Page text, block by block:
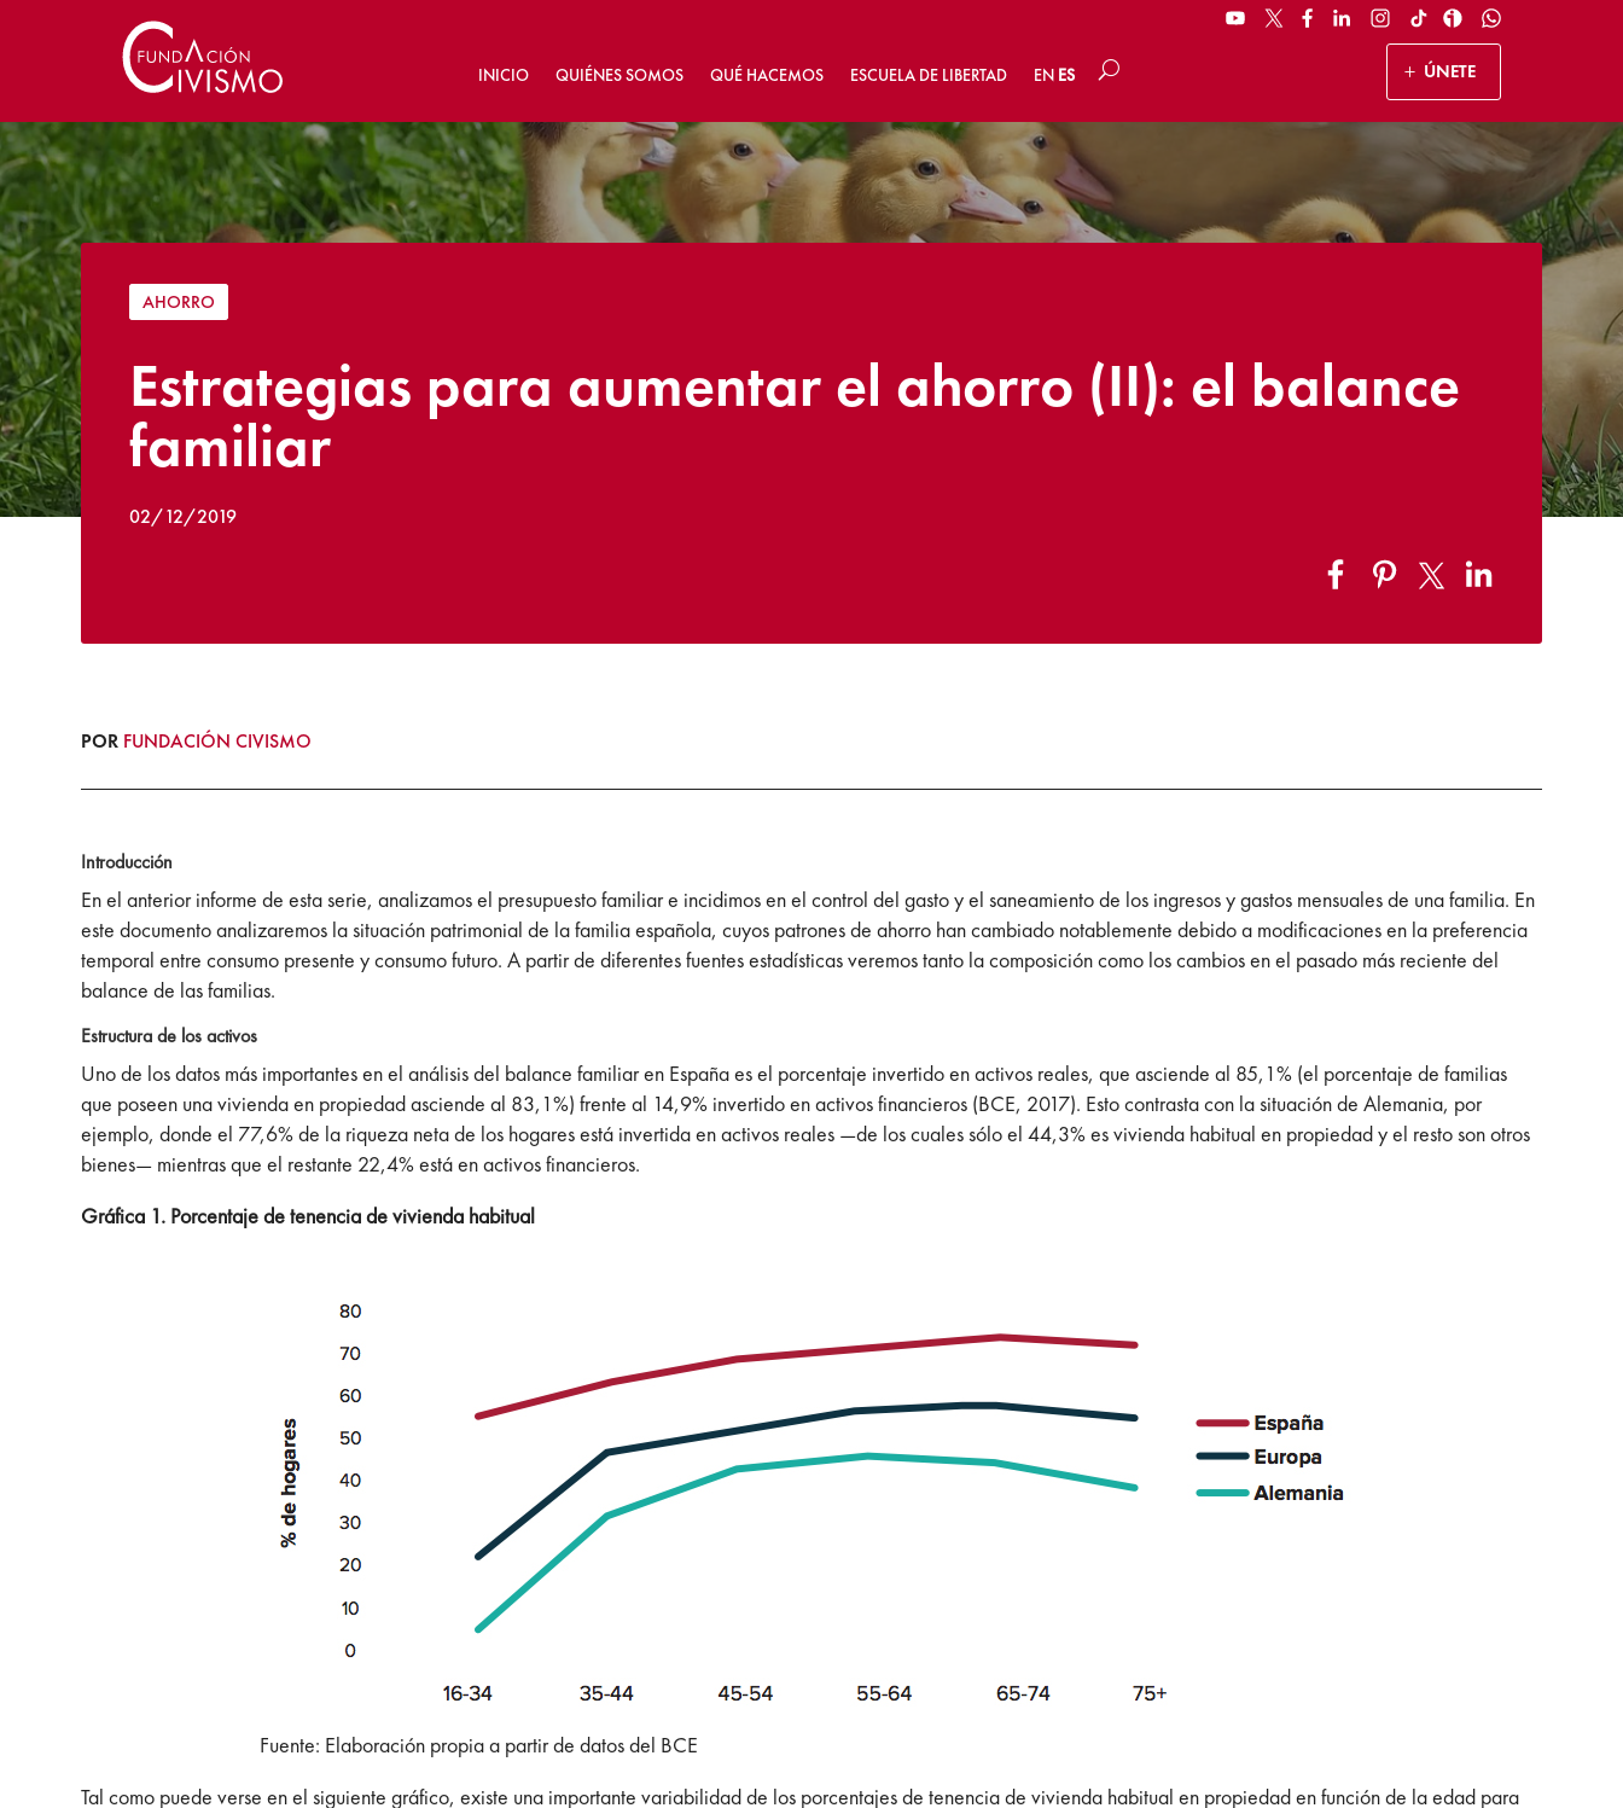
INICIO QUIÉNES SOMOS QUÉ HACEMOS ESCUELA DE LIBERTAD EN ES ÚNETE
AHORRO
Estrategias para aumentar el ahorro (II): el balance
familiar
02/12/2019
POR FUNDACIÓN CIVISMO
Introducción
En el anterior informe de esta serie, analizamos el presupuesto familiar e incidimos en el control del gasto y el saneamiento de los ingresos y gastos mensuales de una familia. En
este documento analizaremos la situación patrimonial de la familia española, cuyos patrones de ahorro han cambiado notablemente debido a modificaciones en la preferencia
temporal entre consumo presente y consumo futuro. A partir de diferentes fuentes estadísticas veremos tanto la composición como los cambios en el pasado más reciente del
balance de las familias.
Estructura de los activos
Uno de los datos más importantes en el análisis del balance familiar en España es el porcentaje invertido en activos reales, que asciende al 85,1% (el porcentaje de familias
que poseen una vivienda en propiedad asciende al 83,1%) frente al 14,9% invertido en activos financieros (BCE, 2017). Esto contrasta con la situación de Alemania, por
ejemplo, donde el 77,6% de la riqueza neta de los hogares está invertida en activos reales —de los cuales sólo el 44,3% es vivienda habitual en propiedad y el resto son otros
bienes— mientras que el restante 22,4% está en activos financieros.
Gráfica 1. Porcentaje de tenencia de vivienda habitual
Fuente: Elaboración propia a partir de datos del BCE
Tal como puede verse en el siguiente gráfico, existe una importante variabilidad de los porcentajes de tenencia de vivienda habitual en propiedad en función de la edad para